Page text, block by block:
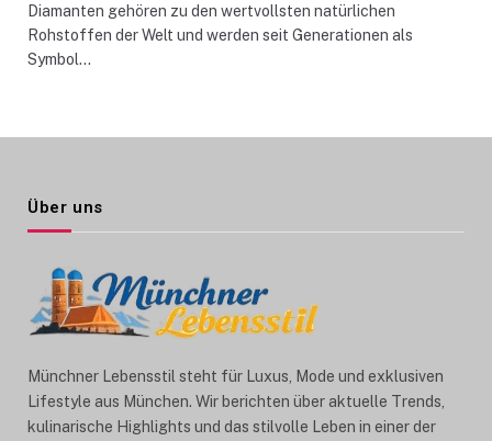
Diamanten gehören zu den wertvollsten natürlichen
Rohstoffen der Welt und werden seit Generationen als
Symbol…
Über uns
Münchner Lebensstil steht für Luxus, Mode und exklusiven
Lifestyle aus München. Wir berichten über aktuelle Trends,
kulinarische Highlights und das stilvolle Leben in einer der